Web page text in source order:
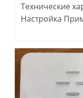
Технические
Настройка